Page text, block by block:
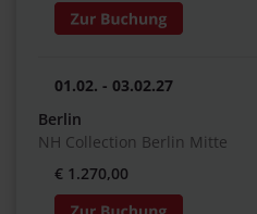
01.02. - 03.02.27
Berlin
NH Collection Berlin Mitte
€ 1.270,00